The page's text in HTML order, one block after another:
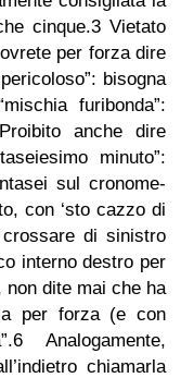
cinque.3Vietato
per forza dire
bisogna
furibonda”:
Proibito anche dire
minuto”:
sul cronome-
con ‘sto cazzo di
di sinistro
interno destro per
non dite mai che ha
per forza (e con
6 Analogamente,
chiamarla